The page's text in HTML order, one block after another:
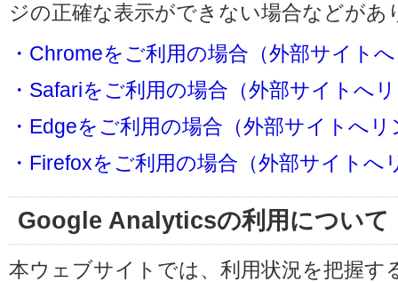
ジの正確な表示ができない場合などが
・Chromeをご利用の場合（外部サイト
・Safariをご利用の場合（外部サイトへ
・Edgeをご利用の場合（外部サイトへリ
・Firefoxをご利用の場合（外部サイトへ
Google Analyticsの利用について
本ウェブサイトでは、利用状況を把握す